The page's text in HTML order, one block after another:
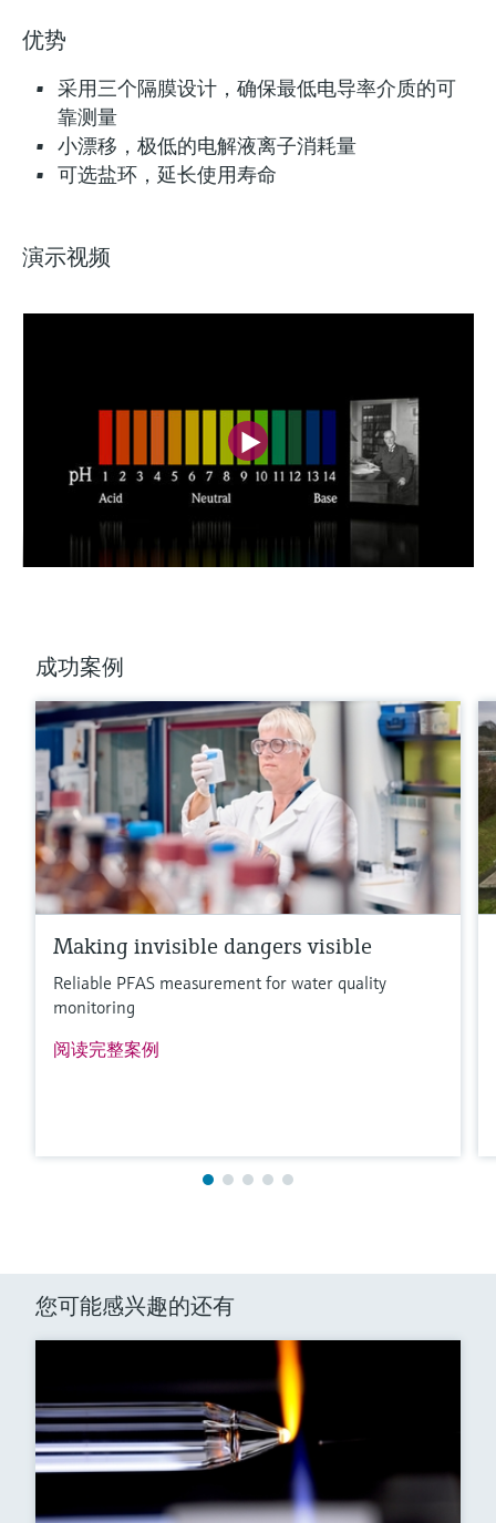
优势
采用三个隔膜设计，确保最低电导率介质的可
靠测量
小漂移，极低的电解液离子消耗量
可选盐环，延长使用寿命
演示视频
成功案例
Making invisible dangers visible
Reliable PFAS measurement for water quality
monitoring
阅读完整案例
您可能感兴趣的还有